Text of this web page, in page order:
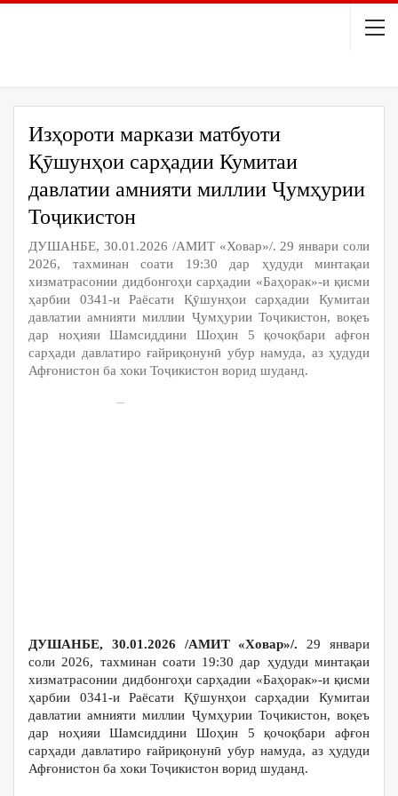
Изҳороти маркази матбуоти
Қӯшунҳои сарҳадии Кумитаи
давлатии амнияти миллии Ҷумҳурии
Тоҷикистон
ДУШАНБЕ, 30.01.2026 /АМИТ «Ховар»/. 29 январи соли
2026, тахминан соати 19:30 дар ҳудуди минтақаи
хизматрасонии дидбонгоҳи сарҳадии «Баҳорак»-и қисми
ҳарбии 0341-и Раёсати Қӯшунҳои сарҳадии Кумитаи
давлатии амнияти миллии Ҷумҳурии Тоҷикистон, воқеъ
дар ноҳияи Шамсиддини Шоҳин 5 қочоқбари афғон
сарҳади давлатиро ғайриқонунӣ убур намуда, аз ҳудуди
Афғонистон ба хоки Тоҷикистон ворид шуданд.
ДУШАНБЕ, 30.01.2026 /АМИТ «Ховар»/. 29 январи
соли 2026, тахминан соати 19:30 дар ҳудуди минтақаи
хизматрасонии дидбонгоҳи сарҳадии «Баҳорак»-и қисми
ҳарбии 0341-и Раёсати Қӯшунҳои сарҳадии Кумитаи
давлатии амнияти миллии Ҷумҳурии Тоҷикистон, воқеъ
дар ноҳияи Шамсиддини Шоҳин 5 қочоқбари афғон
сарҳади давлатиро ғайриқонунӣ убур намуда, аз ҳудуди
Афғонистон ба хоки Тоҷикистон ворид шуданд.